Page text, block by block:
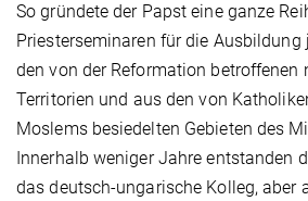
So gründete der Papst eine ganze
Priesterseminaren für die Ausbildung
den von der Reformation betroffenen
Territorien und aus den von
Moslems besiedelten Gebieten des
Innerhalb weniger Jahre entstanden
das deutsch-ungarische Kolleg, aber